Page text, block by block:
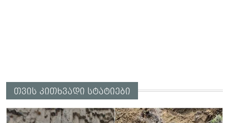
თვის კითხვადი სტატიები